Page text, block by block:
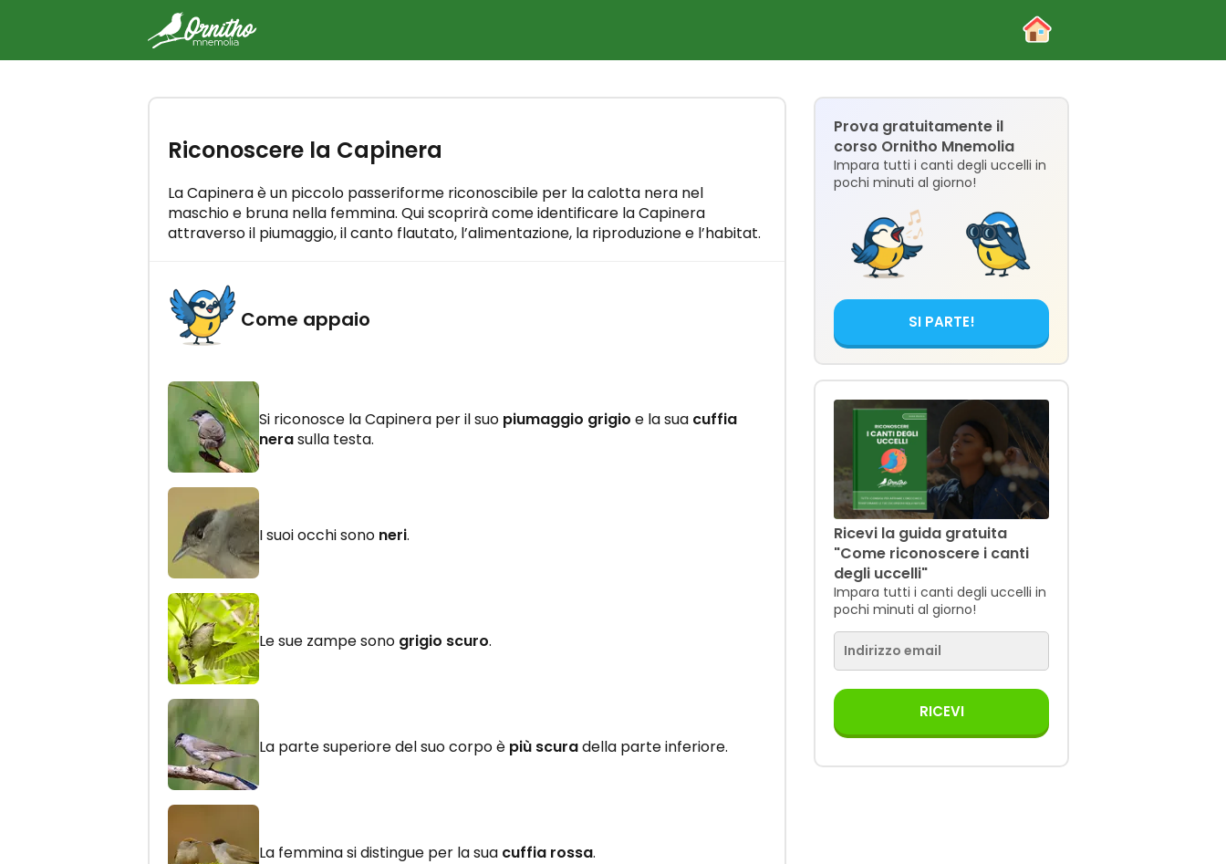
Riconoscere la Capinera
La Capinera è un piccolo passeriforme riconoscibile per la calotta nera nel
maschio e bruna nella femmina. Qui scoprirà come identificare la Capinera
attraverso il piumaggio, il canto flautato, l’alimentazione, la riproduzione e l’habitat.
Come appaio
Si riconosce la Capinera per il suo piumaggio grigio e la sua cuffia
nerasulla testa.
I suoi occhi sono neri.
Le sue zampe sono grigio scuro.
La parte superiore del suo corpo è più scuradella parte inferiore.
La femmina si distingue per la sua cuffia rossa.
Ornitho Mnemolia
Impara tutti i canti degli uccelli in pochi
minuti al giorno!
SI PARTE!
Prova gratuitamente il
corso Ornitho Mnemolia
Impara tutti i canti degli uccelli in
pochi minuti al giorno!
SI PARTE!
Ricevi la guida gratuita
"Come riconoscere i canti
degli uccelli"
Impara tutti i canti degli uccelli in
pochi minuti al giorno!
RICEVI